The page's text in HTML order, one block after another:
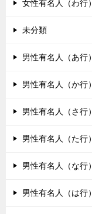
女性有名人（わ行）
未分類
男性有名人（あ行）
男性有名人（か行）
男性有名人（さ行）
男性有名人（た行）
男性有名人（な行）
男性有名人（は行）